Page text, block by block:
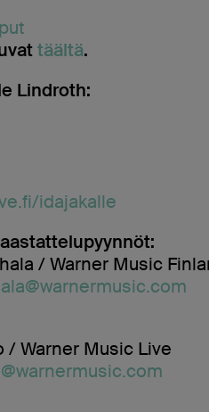
täältä.
Lindroth:
idajakalle
/ Warner Music
/ Warner Music Live